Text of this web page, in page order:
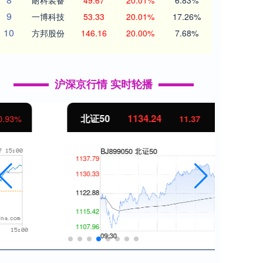
9 一博科技 53.33 20.01% 17.26%
10 方邦股份 146.16 20.00% 7.68%
沪深京行情 实时轮播
1134.24 11.37 1.01%